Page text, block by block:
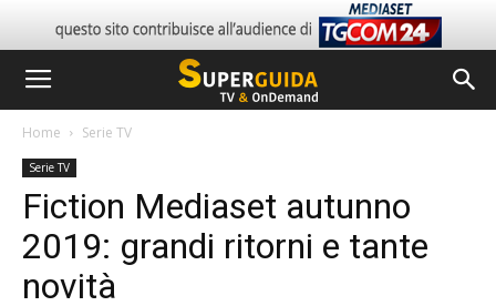
Home Serie TV
Serie TV
Fiction Mediaset autunno
2019: grandi ritorni e tante
novità